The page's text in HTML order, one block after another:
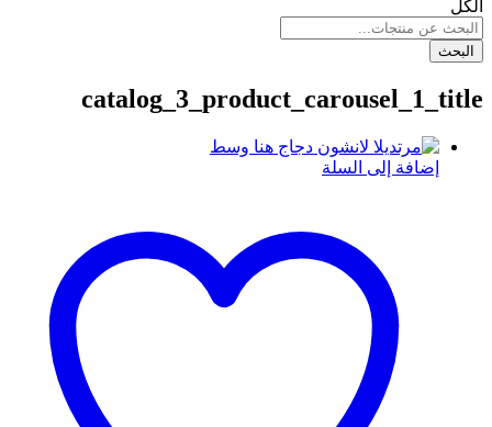
الكل
البحث
catalog_3_product_carousel_1_title
إضافة إلى السلة